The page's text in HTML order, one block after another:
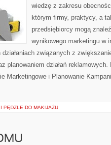
wiedzę z zakresu
którym firmy, praktycy, a
przedsiębiorcy mogą
wynikowego marketingu w
związanych z
planowaniem działań
Marketingowe i Planowanie
PĘDZLE DO MAKIJAŻU